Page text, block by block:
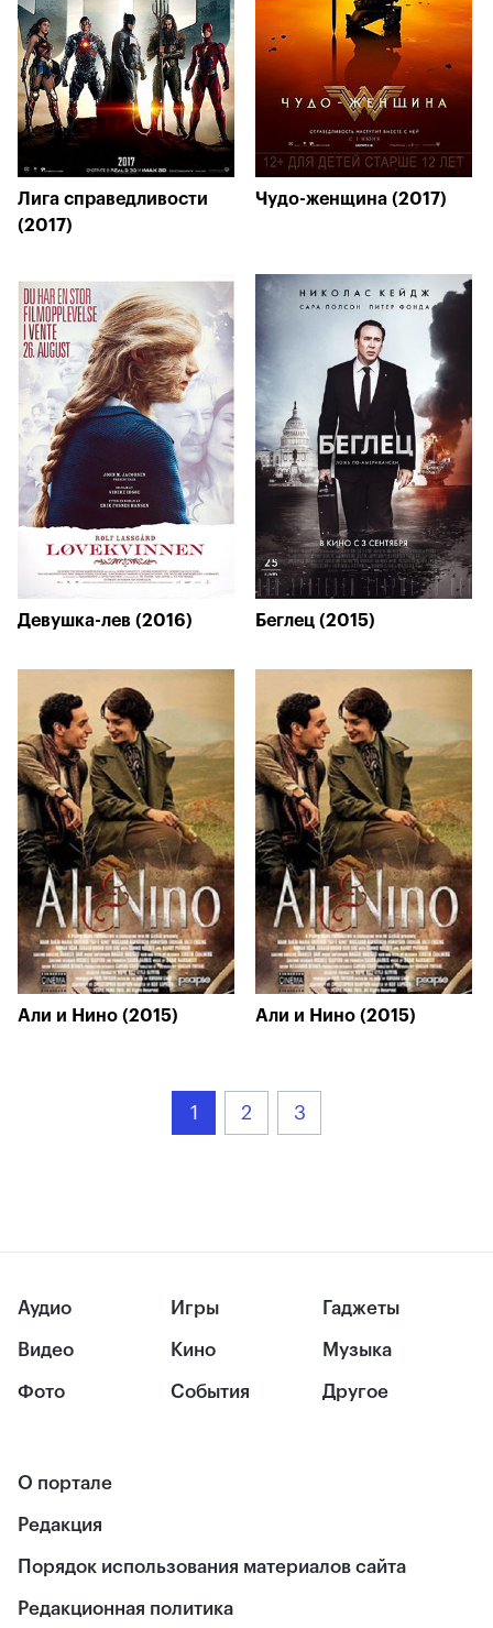
Лига справедливости
(2017)
Чудо-женщина (2017)
Девушка-лев (2016) Беглец (2015)
Али и Нино (2015) Али и Нино (2015)
1 2 3
Аудио
Видео
Фото
Игры
Кино
События
Гаджеты
Музыка
Другое
О портале
Редакция
Порядок использования материалов сайта
Редакционная политика